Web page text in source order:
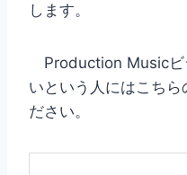
します。
Production Musicビ
いという人にはこちら
ださい。